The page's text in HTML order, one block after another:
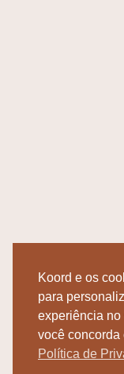
Koord e os
para
experiência no
você concorda
Política de